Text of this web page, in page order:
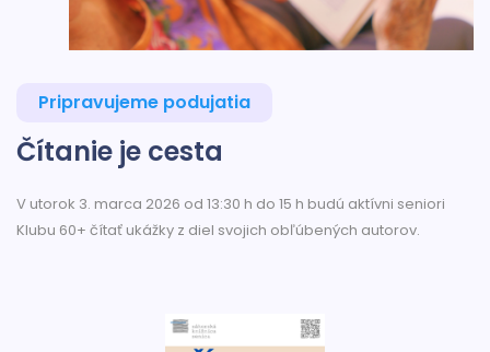
Pripravujeme podujatia
Čítanie je cesta
V utorok 3. marca 2026 od 13:30 h do 15 h budú aktívni seniori
Klubu 60+ čítať ukážky z diel svojich obľúbených autorov.